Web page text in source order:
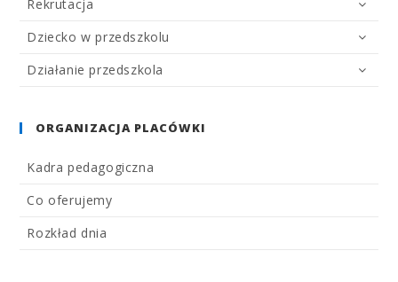
Rekrutacja
Dziecko w przedszkolu
Działanie przedszkola
ORGANIZACJA PLACÓWKI
Kadra pedagogiczna
Co oferujemy
Rozkład dnia